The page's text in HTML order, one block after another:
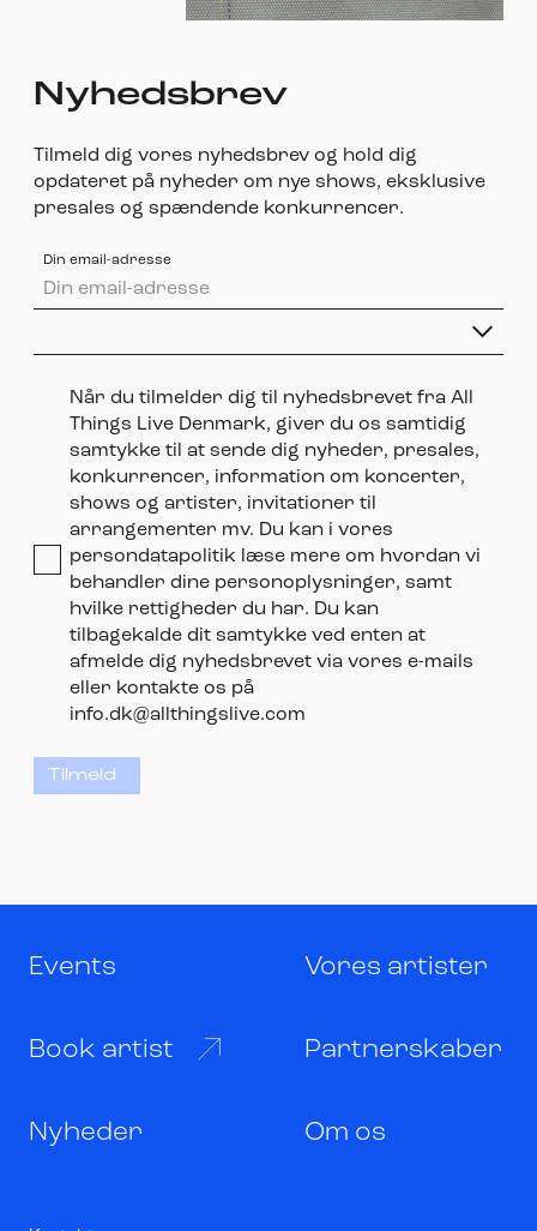
Nyhedsbrev
Tilmeld dig vores nyhedsbrev og hold dig
opdateret på nyheder om nye shows, eksklusive
presales og spændende konkurrencer.
Din email-adresse
Når du tilmelder dig til nyhedsbrevet fra All
Things Live Denmark, giver du os samtidig
samtykke til at sende dig nyheder, presales,
konkurrencer, information om koncerter,
shows og artister, invitationer til
arrangementer mv. Du kan i vores
persondatapolitik læse mere om hvordan vi
behandler dine personoplysninger, samt
hvilke rettigheder du har. Du kan
tilbagekalde dit samtykke ved enten at
afmelde dig nyhedsbrevet via vores e-mails
eller kontakte os på
info.dk@allthingslive.com
Tilmeld
Events Vores artister
Book artist Partnerskaber
Nyheder Om os